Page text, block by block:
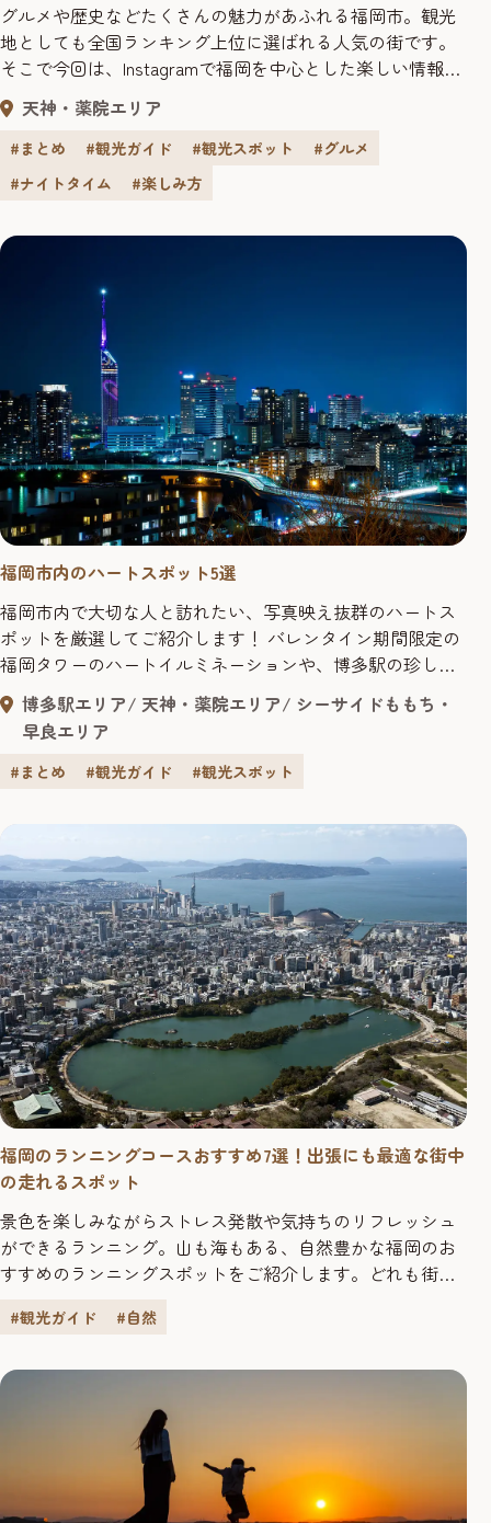
グルメや歴史などたくさんの魅力があふれる福岡市。観光
地としても全国ランキング上位に選ばれる人気の街です。
そこで今回は、Instagramで福岡を中心とした楽しい情報を
日々発信しているカイセイさんと、宮崎在住のインフルエ
ンサー・あずさんのお2人と、1泊2日で福岡のナイトライフ
と朝の人気スポットを巡ってきました。 >>カイセイさんと
とあずさんの旅行記はこちら カイセイの九州旅福岡を中心
に九州の穴...
天神・薬院エリア
#まとめ #観光ガイド #観光スポット
#グルメ
#ナイトタイム
#楽しみ方
福岡市内のハートスポット5選
福岡市内で大切な人と訪れたい、写真映え抜群のハートス
ポットを厳選してご紹介します！ バレンタイン期間限定の
福岡タワーのハートイルミネーションや、博多駅の珍しい
「エンジェルポスト」など福岡観光やデートで絶対に外せ
ない「幸運のハート」を探しに出かけましょう！
博多駅エリア 天神・薬院エリア
シーサイドももち・
早良エリア
#まとめ #観光ガイド #観光スポット
福岡のランニングコースおすすめ7選！出張にも最適な街中
の走れるスポット
景色を楽しみながらストレス発散や気持ちのリフレッシュ
ができるランニング。山も海もある、自然豊かな福岡のお
すすめのランニングスポットをご紹介します。どれも街中
グ」にも最適です。
#観光ガイド #自然